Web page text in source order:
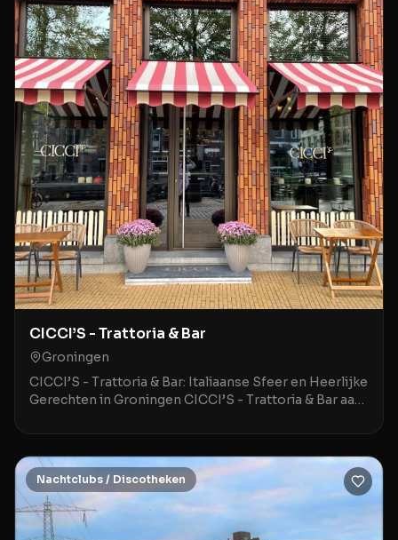
CICCI’S - Trattoria & Bar
Groningen
CICCI’S - Trattoria & Bar: Italiaanse Sfeer en Heerlijke
Gerechten in Groningen CICCI’S - Trattoria & Bar aan
Nachtclubs / Discotheken